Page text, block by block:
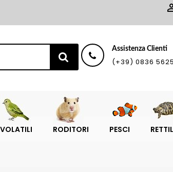
Assistenza Clienti
(+39) 0836
VOLATILI RODITORI PESCI